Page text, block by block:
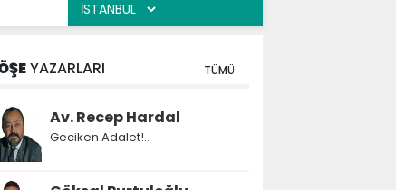
YAZARLARI TÜMÜ
Av. Recep Hardal
Geciken Adalet!..